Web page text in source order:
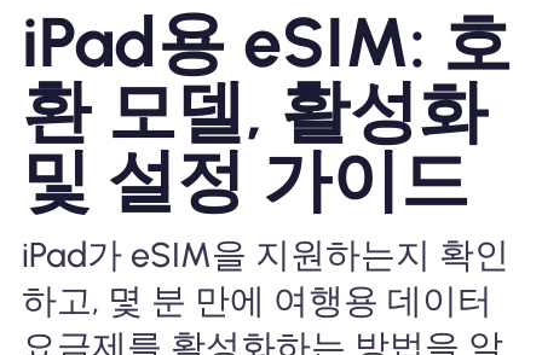
eSIM 정보
왜 Nomad eSIM?
eSIM 사용법
iPad용 eSIM: 호
환 모델, 활성화
및 설정 가이드
iPad가 eSIM을 지원하는지 확인
하고, 몇 분 만에 여행용 데이터